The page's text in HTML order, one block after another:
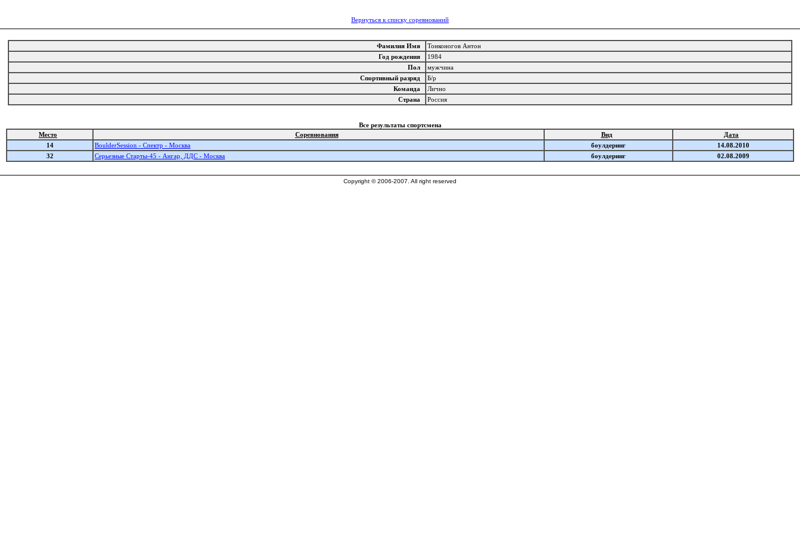
Вернуться к списку соревнований
Фамилия Имя
Тонконогов Антон
Год рождения
1984
Пол
мужчина
Спортивный разряд
Б/р
Команда
Лично
Страна
Россия
Все результаты спортсмена
Место
Соревнования Вид
Дата
14
BoulderSession - Спектр - Москва боулдеринг
14.08.2010
32
Серьезные Старты-45 - Ангар, ДДС - Москва боулдеринг 02.08.2009
Copyright © 2006-2007. All right reserved